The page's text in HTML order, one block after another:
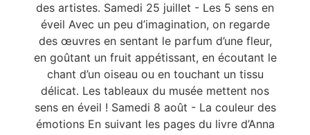
des artistes. Samedi 25 juillet - Les 5 sens en
éveil Avec un peu d’imagination, on regarde
des œuvres en sentant le parfum d’une fleur,
en goûtant un fruit appétissant, en écoutant le
chant d’un oiseau ou en touchant un tissu
délicat. Les tableaux du musée mettent nos
sens en éveil ! Samedi 8 août - La couleur des
émotions En suivant les pages du livre d’Anna